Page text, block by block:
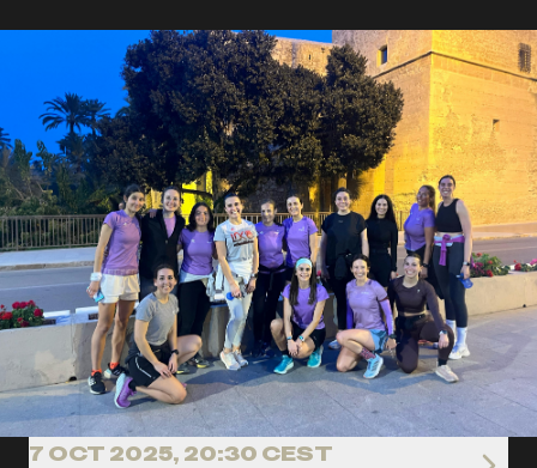
7 OCT 2025, 20:30 CEST